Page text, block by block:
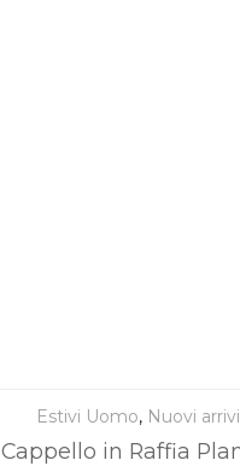
Estivi Uomo, Nuovi arrivi
Cappello in Raffia